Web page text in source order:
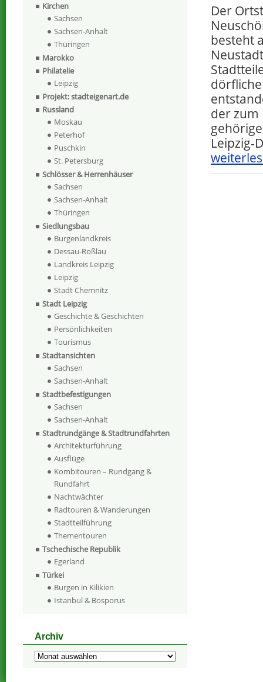
Der
besteht
der zum
Leipzig-
Kirchen
Sachsen
Sachsen-Anhalt
Thüringen
Marokko
Philatelie
Leipzig
Projekt: stadteigenart.de
Russland
Moskau
Peterhof
Puschkin
St. Petersburg
Schlösser & Herrenhäuser
Sachsen
Sachsen-Anhalt
Thüringen
Siedlungsbau
Burgenlandkreis
Dessau-Roßlau
Landkreis Leipzig
Leipzig
Stadt Chemnitz
Stadt Leipzig
Geschichte & Geschichten
Persönlichkeiten
Tourismus
Stadtansichten
Sachsen
Sachsen-Anhalt
Stadtbefestigungen
Sachsen
Sachsen-Anhalt
Stadtrundgänge & Stadtrundfahrten
Architekturführung
Ausflüge
Kombitouren – Rundgang &
Rundfahrt
Nachtwächter
Radtouren & Wanderungen
Stadtteilführung
Thementouren
Tschechische Republik
Egerland
Türkei
Burgen in Kilikien
Istanbul & Bosporus
Archiv
Archiv